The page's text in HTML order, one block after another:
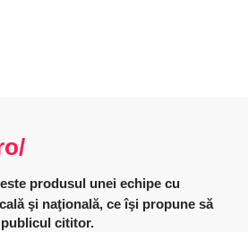
şi naţională, ce îşi propune să
cititor.